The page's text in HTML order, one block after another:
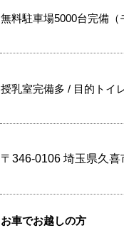
無料駐車場5000台完備（
授乳室完備多 / 目的トイ
〒346-0106 埼玉県久喜
お車でお越しの方